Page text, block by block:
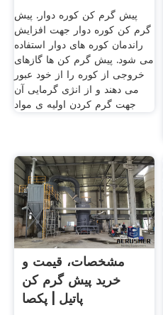
پیش گرم کن کوره دوار. پیش
گرم کن کوره دوار جهت افزایش
راندمان کوره های دوار استفاده
می شود. پیش گرم کن ها گازهای
خروجی از کوره را از خود عبور
می دهند و از انژی گرمایی آن
جهت گرم کردن اولیه ی مواد
مشخصات، قیمت و
خرید پیش گرم کن
پاتیل | پکصا